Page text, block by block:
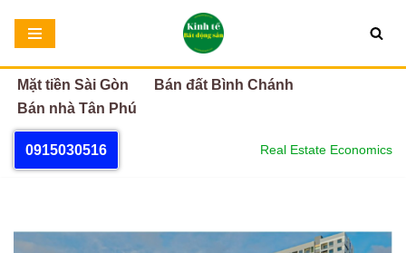
Chuyển
tới
nội
dung
Mặt tiền Sài Gòn
Bán đất Bình Chánh
Bán nhà Tân Phú
0915030516 Real Estate Economics